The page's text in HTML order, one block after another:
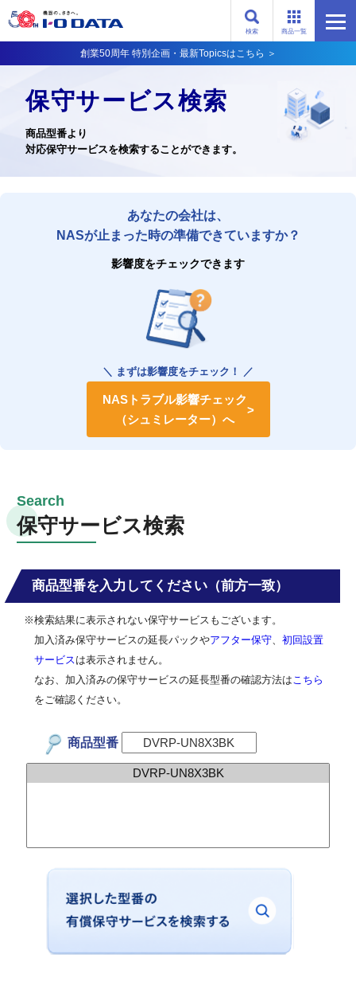
商品一覧
検索
創業50周年 特別企画・最新Topicsはこちら ＞
保守サービス検索
商品型番より
対応保守サービスを検索することができます。
あなたの会社は、
NASが止まった時の準備できていますか？
影響度をチェックできます
＼ まずは影響度をチェック！ ／
NASトラブル影響チェック
（シュミレーター）へ
保守サービス検索
商品型番を入力してください（前方一致）
※検索結果に表示されない保守サービスもございます。
加入済み保守サービスの延長パックやアフター保守
初回設置
サービス は表示されません。
なお、加入済みの保守サービスの延長型番の確認方法は こちら
をご確認ください。
商品型番